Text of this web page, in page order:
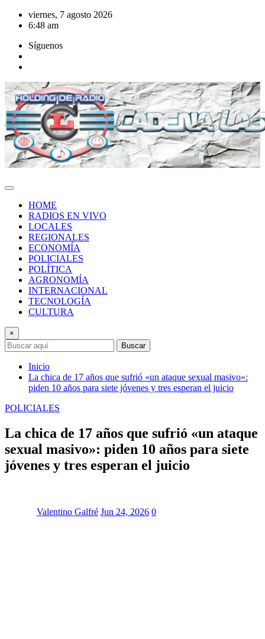
Saltar
viernes, 7 agosto 2026
6:48 am
Síguenos
HOME
RADIOS EN VIVO
LOCALES
REGIONALES
ECONOMÍA
POLICIALES
POLÍTICA
AGRONOMÍA
INTERNACIONAL
TECNOLOGÍA
CULTURA
×
Buscar
Inicio
La chica de 17 años que sufrió «un ataque sexual masivo»:
piden 10 años para siete jóvenes y tres esperan el juicio
POLICIALES
La chica de 17 años que sufrió «un ataque
sexual masivo»: piden 10 años para siete
jóvenes y tres esperan el juicio
Valentino Galfré Jun 24, 2026 0